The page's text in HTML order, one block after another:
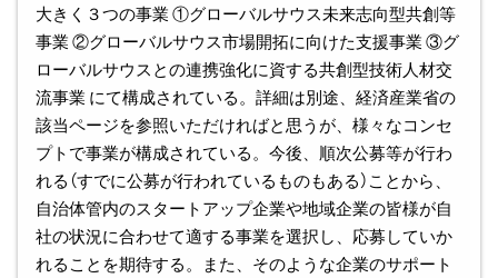
大きく３つの事業 ①グローバルサウス未来志向型共創等
事業 ②グローバルサウス市場開拓に向けた支援事業 ③グ
ローバルサウスとの連携強化に資する共創型技術人材交
流事業 にて構成されている。詳細は別途、経済産業省の
該当ページを参照いただければと思うが、様々なコンセ
プトで事業が構成されている。今後、順次公募等が行わ
れる（すでに公募が行われているものもある）ことから、
自治体管内のスタートアップ企業や地域企業の皆様が自
社の状況に合わせて適する事業を選択し、応募していか
れることを期待する。また、そのような企業のサポート